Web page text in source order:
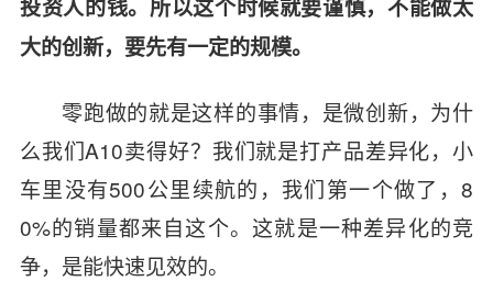
投资人的钱。所以这个时候就要谨慎，不能做太
大的创新，要先有一定的规模。
零跑做的就是这样的事情，是微创新，为什
么我们A10卖得好？我们就是打产品差异化，小
车里没有500公里续航的，我们第一个做了，8
0%的销量都来自这个。这就是一种差异化的竞
争，是能快速见效的。